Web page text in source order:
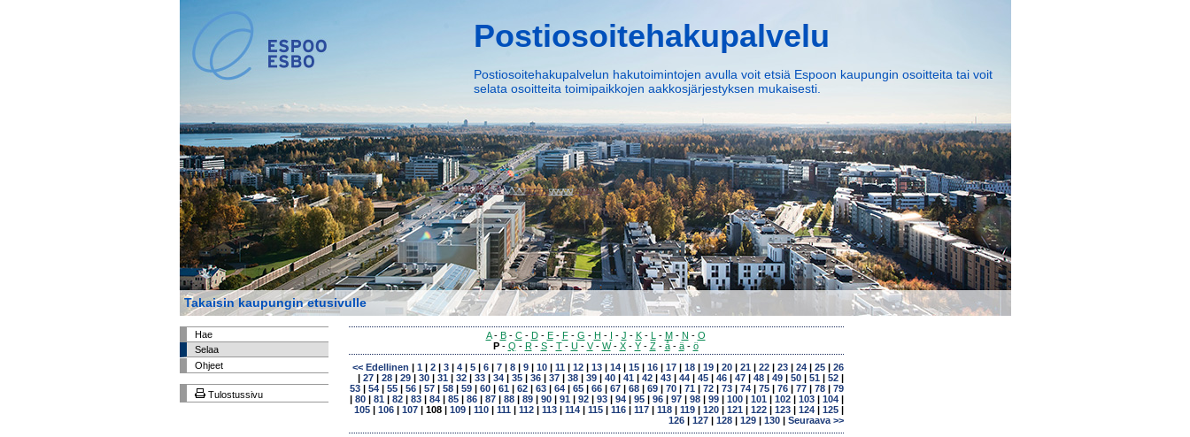
Postiosoitehakupalvelu
Postiosoitehakupalvelun hakutoimintojen avulla voit etsiä Espoon kaupungin osoitteita tai voit
selata osoitteita toimipaikkojen aakkosjärjestyksen mukaisesti.
Takaisin kaupungin etusivulle
Hae
Selaa
Ohjeet
Tulostussivu
A- B- C- D- E- F- G - H - I - J - K- L - M- N - O
P- Q - R- S- T- U- V- W- X- Y- Z- å- ä- ö
<< Edellinen | 1| 2| 3| 4| 5| 6| 7| 8| 9| 10| 11| 12| 13| 14| 15| 16| 17| 18| 19| 20| 21| 22| 23| 24| 25| 26
| 27| 28| 29| 30| 31| 32| 33| 34| 35| 36| 37| 38| 39| 40| 41| 42| 43| 44| 45| 46| 47| 48| 49| 50| 51| 52|
53| 54| 55| 56| 57| 58| 59| 60| 61| 62| 63| 64| 65| 66| 67| 68| 69| 70| 71| 72| 73| 74| 75| 76| 77| 78| 79
| 80| 81| 82| 83| 84| 85| 86| 87| 88| 89| 90| 91| 92| 93| 94| 95| 96| 97| 98| 99| 100| 101| 102| 103| 104|
105| 106| 107| 108| 109| 110| 111| 112| 113| 114| 115| 116| 117| 118| 119| 120| 121| 122| 123| 124| 125|
126| 127| 128| 129| 130| Seuraava >>